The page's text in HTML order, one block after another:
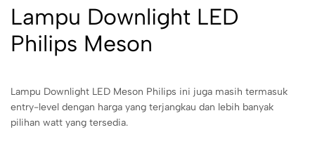
Lampu Downlight LED
Philips Meson
Lampu Downlight LED Meson Philips ini juga masih termasuk
entry-level dengan harga yang terjangkau dan lebih banyak
pilihan watt yang tersedia.